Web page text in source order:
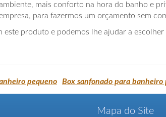
mais conforto na hora do banho e
para fazermos um orçamento sem
este produto e podemos lhe ajudar a
pequeno Box sanfonado para banheiro
Mapa do Site